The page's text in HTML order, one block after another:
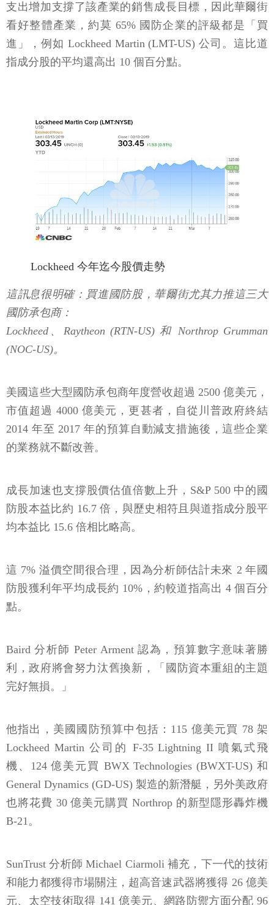
支出增加支撐了該產業的銷售成長目標，因此華爾街
看好整體產業，約莫 65% 國防企業的評級都是「買
進」，例如 Lockheed Martin (LMT-US) 公司。這比道
指成分股的平均還高出 10 個百分點。
Lockheed 今年迄今股價走勢
這訊息很明確：買進國防股，華爾街尤其力推這三大
國防承包商：
Lockheed、Raytheon (RTN-US) 和 Northrop Grumman
(NOC-US)。
美國這些大型國防承包商年度營收超過 2500 億美元，
市值超過 4000 億美元，更甚者，自從川普政府終結
2014 年至 2017 年的預算自動減支措施後，這些企業
的業務就不斷改善。
成長加速也支撐股價估值倍數上升，S&P 500 中的國
防股本益比約 16.7 倍，與歷史相符且與道指成分股平
均本益比 15.6 倍相比略高。
這 7% 溢價空間很合理，因為分析師估計未來 2 年國
防股獲利年平均成長約 10%，約較道指高出 4 個百分
點。
Baird 分析師 Peter Arment 認為，預算數字意味著勝
利，政府將會努力汰舊換新，「國防資本重組的主題
完好無損。」
他指出，美國國防預算中包括：115 億美元買 78 架
Lockheed Martin 公司的 F-35 Lightning II 噴氣式飛
機、124 億美元買 BWX Technologies (BWXT-US) 和
General Dynamics (GD-US) 製造的新潛艇，另外美政府
也將花費 30 億美元購買 Northrop 的新型隱形轟炸機
B-21。
SunTrust 分析師 Michael Ciarmoli 補充，下一代的技術
和能力都獲得市場關注，超高音速武器將獲得 26 億美
元、太空技術取得 141 億美元、網路防禦方面分配 96